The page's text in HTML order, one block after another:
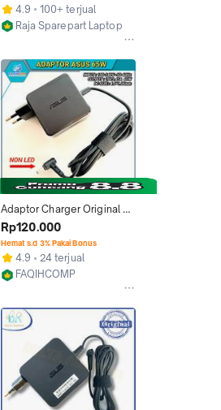
4.9
100+ terjual
Raja Sparepart Laptop
Adaptor Charger Original
ASUS A456 A456U A456UR
A456UQ
Rp120.000
Hemat s.d 3% Pakai Bonus
4.9
24 terjual
FAQIHCOMP